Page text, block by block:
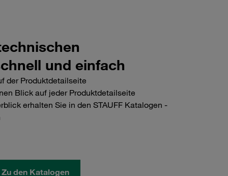
und einfach
der Produktdetailseite
Blick auf jeder Produktdetailseite
erhalten Sie in den STAUFF Katalogen -
Zu den Katalogen